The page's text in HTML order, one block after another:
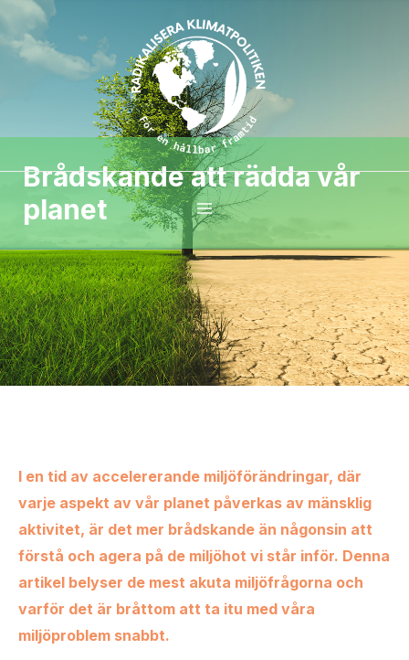
Brådskande att rädda vår
planet
I en tid av accelererande miljöförändringar, där
varje aspekt av vår planet påverkas av mänsklig
aktivitet, är det mer brådskande än någonsin att
förstå och agera på de miljöhot vi står inför. Denna
artikel belyser de mest akuta miljöfrågorna och
varför det är bråttom att ta itu med våra
miljöproblem snabbt.